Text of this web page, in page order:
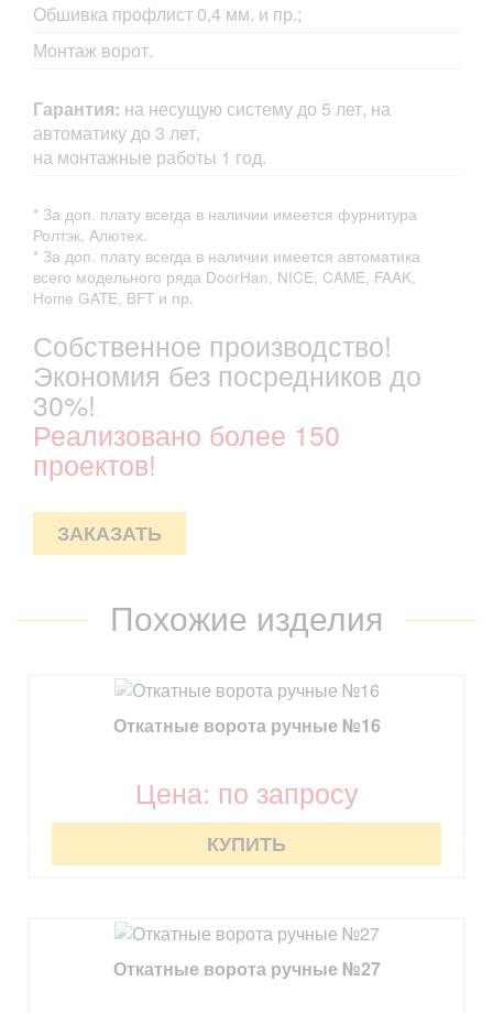
Обшивка профлист 0,4 мм. и пр.;
Монтаж ворот.
Гарантия: на несущую систему до 5 лет, на
автоматику до 3 лет,
на монтажные работы 1 год.
* За доп. плату всегда в наличии имеется фурнитура
Ролтэк, Алютех.
* За доп. плату всегда в наличии имеется автоматика
всего модельного ряда DoorHan, NICE, CAME, FAAK,
Home GATE, BFT и пр.
Собственное производство!
Экономия без посредников до
30%!
Реализовано более 150
проектов!
ЗАКАЗАТЬ
Похожие изделия
Откатные ворота ручные №16
Цена: по запросу
КУПИТЬ
Откатные ворота ручные №27